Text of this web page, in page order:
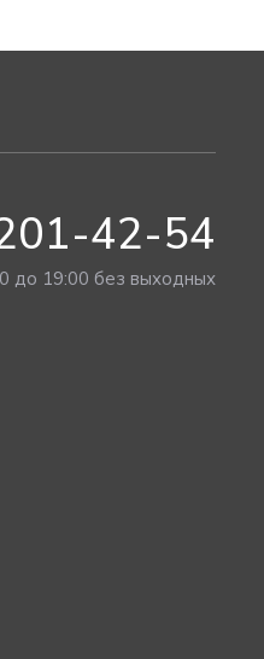
42-54
до 19:00 без выходных